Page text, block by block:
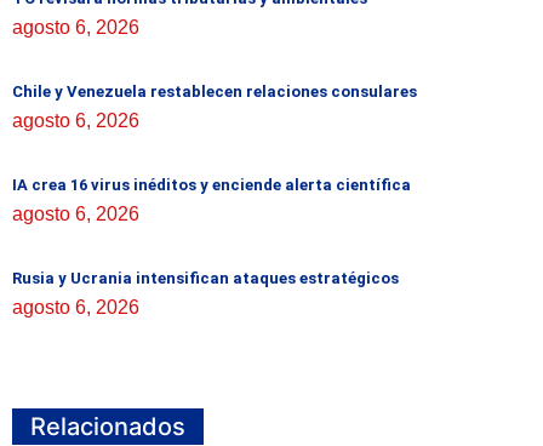
agosto 6, 2026
Chile y Venezuela restablecen relaciones consulares
agosto 6, 2026
IA crea 16 virus inéditos y enciende alerta científica
agosto 6, 2026
Rusia y Ucrania intensifican ataques estratégicos
agosto 6, 2026
Relacionados